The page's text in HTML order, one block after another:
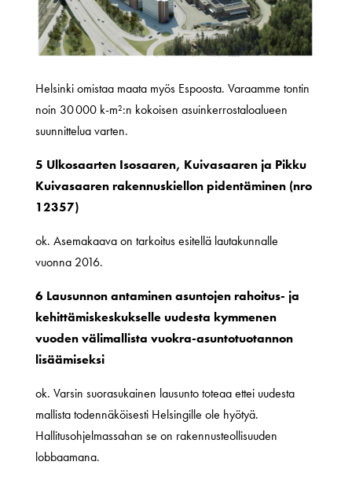
Helsinki omistaa maata myös Espoosta. Varaamme tontin
noin 30 000 k-m²:n kokoisen asuinkerrostaloalueen
suunnittelua varten.
5 Ulkosaarten Isosaaren, Kuivasaaren ja Pikku
Kuivasaaren rakennuskiellon pidentäminen (nro
12357)
ok. Asemakaava on tarkoitus esitellä lautakunnalle
vuonna 2016.
6 Lausunnon antaminen asuntojen rahoitus- ja
kehittämiskeskukselle uudesta kymmenen
vuoden välimallista vuokra-asuntotuotannon
lisäämiseksi
ok. Varsin suorasukainen lausunto toteaa ettei uudesta
mallista todennäköisesti Helsingille ole hyötyä.
Hallitusohjelmassahan se on rakennusteollisuuden
lobbaamana.